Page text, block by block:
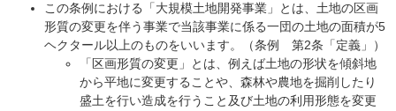
この条例における「大規模土地開発事業」とは、土地の区画
形質の変更を伴う事業で当該事業に係る一団の土地の面積が5
ヘクタール以上のものをいいます。（条例 第2条「定義」）
「区画形質の変更」とは、例えば土地の形状を傾斜地
から平地に変更することや、森林や農地を掘削したり
盛土を行い造成を行うこと及び土地の利用形態を変更